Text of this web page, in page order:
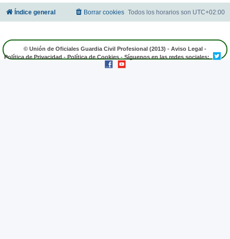
Índice general Todos los horarios son UTC+02:00
Borrar cookies
© Unión de Oficiales Guardia Civil Profesional (2013) - Aviso Legal -
Política de Privacidad-Política de Cookies- Síguenos en las redes sociales: